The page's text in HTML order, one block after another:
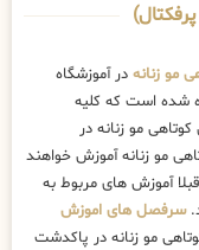
پرفکتال)
مو زنانه در آموزشگاه
شده است که کلیه
مو زنانه در
مو زنانه آموزش خواهند
آموزش های مربوط به
سرفصل های اموزش
مو زنانه در پاکدشت